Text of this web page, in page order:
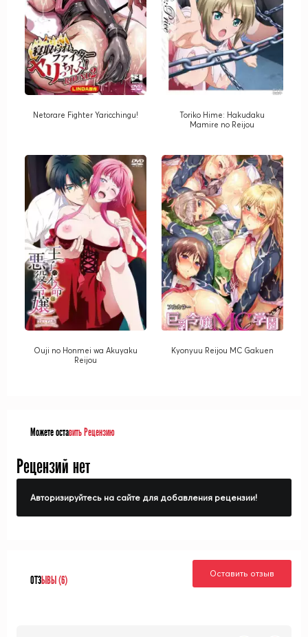
Netorare Fighter Yaricchingu!
Toriko Hime: Hakudaku
Mamire no Reijou
Ouji no Honmei wa Akuyaku
Reijou
Kyonyuu Reijou MC Gakuen
Можете оставить Рецензию
Рецензий нет
Авторизируйтесь на сайте для добавления рецензии!
ОТЗЫВЫ (6)
Оставить отзыв